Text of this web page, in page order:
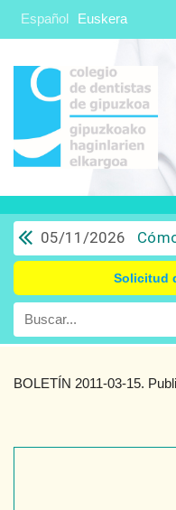
Español Euskera
05/11/2026 Cómo hacer
Solicitud
BOLETÍN 2011-03-15.